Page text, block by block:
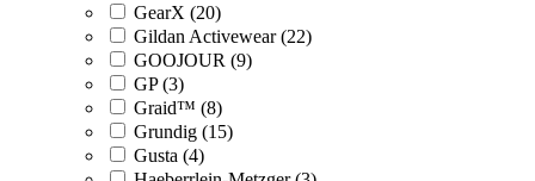
GearX (20)
Gildan Activewear (22)
GOOJOUR (9)
GP (3)
Graid™ (8)
Grundig (15)
Gusta (4)